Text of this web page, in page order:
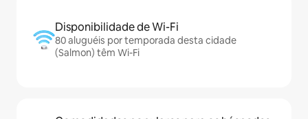
Disponibilidade de Wi-Fi
80 aluguéis por temporada desta cidade
(Salmon) têm Wi-Fi